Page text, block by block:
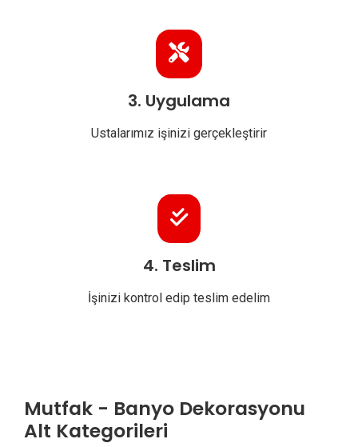
3. Uygulama
Ustalarımız işinizi gerçekleştirir
4. Teslim
İşinizi kontrol edip teslim edelim
Mutfak - Banyo Dekorasyonu
Alt Kategorileri